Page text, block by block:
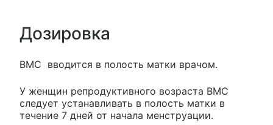
Дозировка
ВМС вводится в полость матки врачом.
У женщин репродуктивного возраста ВМС
следует устанавливать в полость матки в
течение 7 дней от начала менструации.